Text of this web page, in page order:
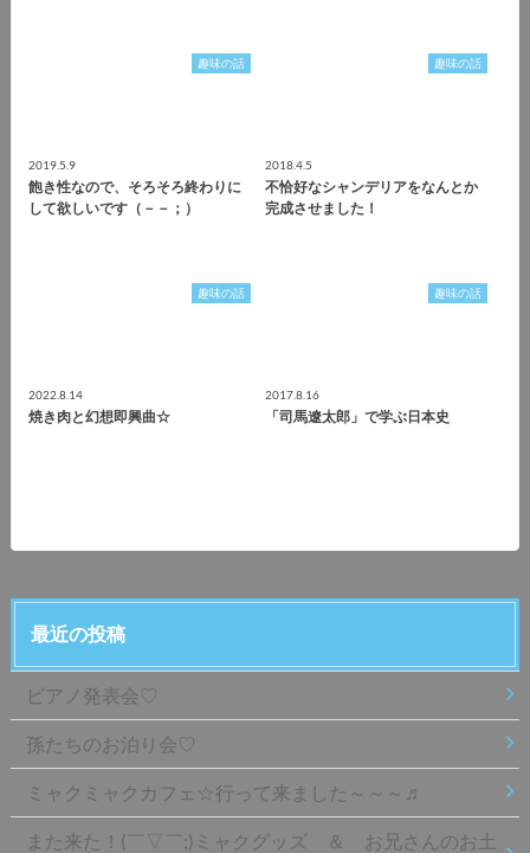
趣味の話
2019.5.9
飽き性なので、そろそろ終わりに
して欲しいです（－－；）
趣味の話
2018.4.5
不恰好なシャンデリアをなんとか
完成させました！
趣味の話
2022.8.14
焼き肉と幻想即興曲☆
趣味の話
2017.8.16
「司馬遼太郎」で学ぶ日本史
最近の投稿
ピアノ発表会♡
孫たちのお泊り会♡
ミャクミャクカフェ☆行って来ました～～～♬
また来た！(￣▽￣;)ミャクグッズ ＆ お兄さんのお土